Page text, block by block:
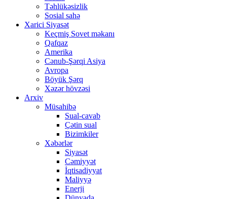
Təhlükəsizlik
Sosial sahə
Xarici Siyasət
Keçmiş Sovet məkanı
Qafqaz
Amerika
Cənub-Şərqi Asiya
Avropa
Böyük Şərq
Xəzər hövzəsi
Arxiv
Müsahibə
Sual-cavab
Çətin sual
Bizimkiler
Xəbərlər
Siyasət
Cəmiyyət
İqtisadiyyat
Maliyyə
Enerji